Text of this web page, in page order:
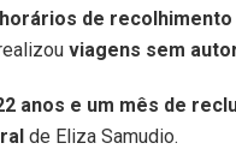
de
viagens sem
anos e um mês de
de Eliza Samudio.